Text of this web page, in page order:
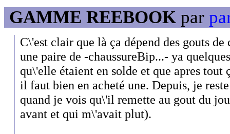
GAMME REEBOOK par
C\'est clair que là ça dépend des gouts
une paire de -chaussureBip...- ya
qu\'elle étaient en solde et que apres
il faut bien en acheté une. Depuis, je
quand je vois qu\'il remette au gout du
avant et qui m\'avait plut).